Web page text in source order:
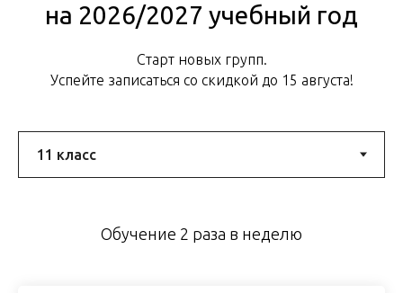
на 2026/2027 учебный год
Старт новых групп.
Успейте записаться со скидкой до 15 августа!
Обучение 2 раза в неделю